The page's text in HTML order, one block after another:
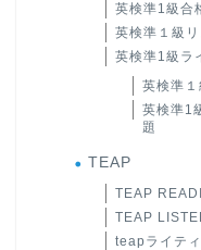
英検準1級合
英検準１級
英検準1級ラ
英検準
英検準1
題
TEAP
TEAP
TEAP
teapライテ